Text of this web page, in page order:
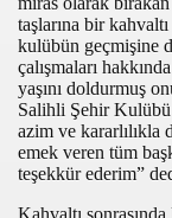
taşlarına bir
kulübün geçmişine
çalışmaları
yaşını doldurmuş
Salihli Şehir Kulübü
azim ve kararlılıkla
emek veren tüm
teşekkür ederim”
Kahvaltı